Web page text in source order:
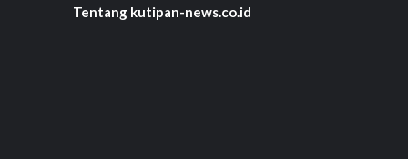
Tentang kutipan-news.co.id